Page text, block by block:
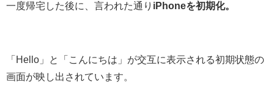
一度帰宅した後に、言われた通り iPhoneを初期化。
「Hello」と「こんにちは」が交互に表示される初期状態の
画面が映し出されています。